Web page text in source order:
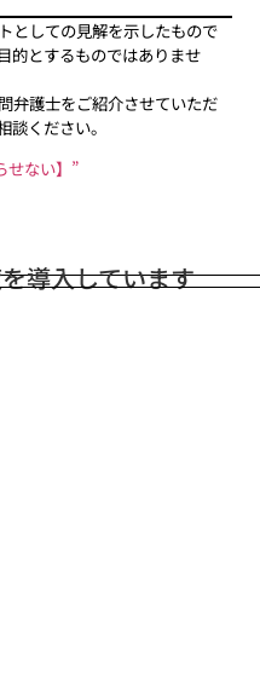
としての見解を示したもので
的とするものではありませ
弁護士をご紹介させていただ
ください。
せない】”
導入しています